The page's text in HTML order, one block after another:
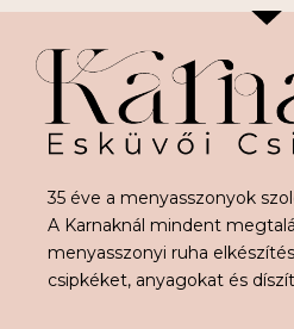
35 éve a menyasszonyok
A Karnaknál mindent
menyasszonyi ruha
csipkéket, anyagokat és